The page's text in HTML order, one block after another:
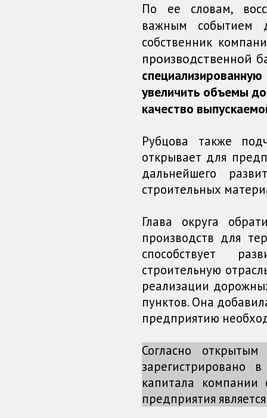
По ее словам,
важным событием
собственник
производственной
увеличить объемы
качество
Рубцова также
открывает для
дальнейшего
строительных
Глава округа
производств для
способствует
строительную
реализации
пунктов. Она
предприятию
Согласно
зарегистрировано
капитала компании
предприятия